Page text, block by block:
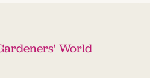
World